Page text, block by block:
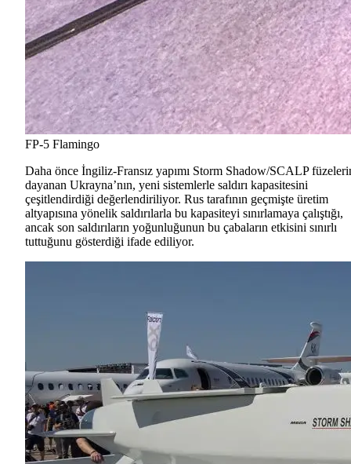
FP-5 Flamingo
Daha önce İngiliz-Fransız yapımı Storm Shadow/SCALP
dayanan Ukrayna’nın, yeni sistemlerle saldırı kapasitesini
çeşitlendirdiği değerlendiriliyor. Rus tarafının geçmişte üretim
altyapısına yönelik saldırılarla bu kapasiteyi sınırlamaya çalıştığı,
ancak son saldırıların yoğunluğunun bu çabaların etkisini sınırlı
tuttuğunu gösterdiği ifade ediliyor.